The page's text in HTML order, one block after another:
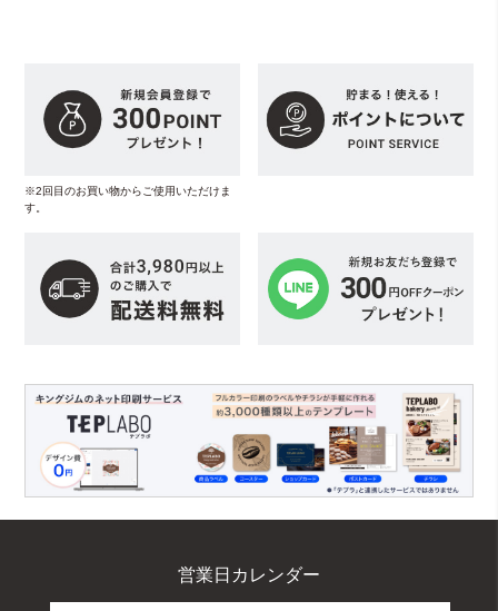
※2回目のお買い物からご使用いただけま
す。
営業日カレンダー